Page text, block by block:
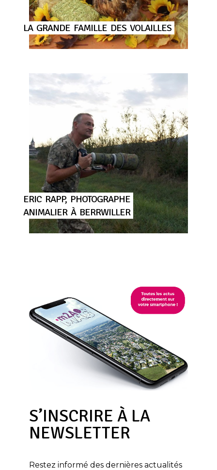
LA GRANDE FAMILLE DES VOLAILLES
ERIC RAPP, PHOTOGRAPHE
ANIMALIER À BERRWILLER
S’INSCRIRE À LA
NEWSLETTER
Restez informé des dernières actualités